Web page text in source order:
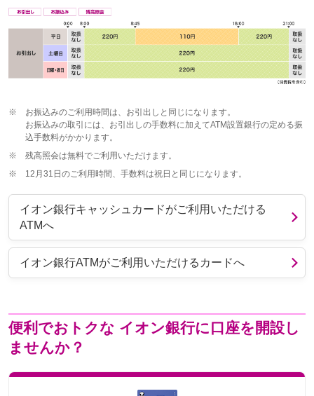
※
お振込みのご利用時間は、お引出しと同じになります。
お振込みの取引には、お引出しの手数料に加えてATM設置銀行の定める振
込手数料がかかります。
※
残高照会は無料でご利用いただけます。
※
12月31日のご利用時間、手数料は祝日と同じになります。
イオン銀行キャッシュカードがご利用いただける
ATMへ
イオン銀行ATMがご利用いただけるカードへ
便利でおトクな イオン銀行に口座を開設し
ませんか？